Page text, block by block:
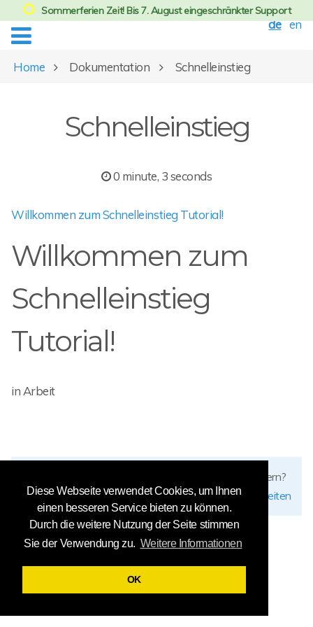
Diese Webseite verwendet Cookies, um Ihnen
einen besseren Service bieten zu können.
Durch die weitere Nutzung der Seite stimmen
Sie der Verwendung zu. Weitere Informationen
OK
de en
Home Dokumentation Schnelleinstieg
Schnelleinstieg
0 minute, 3 seconds
Willkommen zum Schnelleinstieg Tutorial!
Willkommen zum
Schnelleinstieg
Tutorial!
in Arbeit
Fehler gefunden? Möchten Sie diese Seite verbessern?
diese Seite bearbeiten
Sommerferien Zeit! Bis 7. August eingeschränkter Support